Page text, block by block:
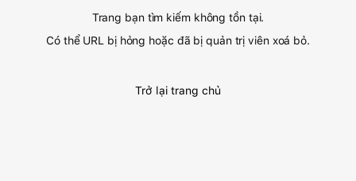
Trang bạn tìm kiếm không tồn tại.
Có thể URL bị hỏng hoặc đã bị quản trị viên xoá bỏ.
Trở lại trang chủ